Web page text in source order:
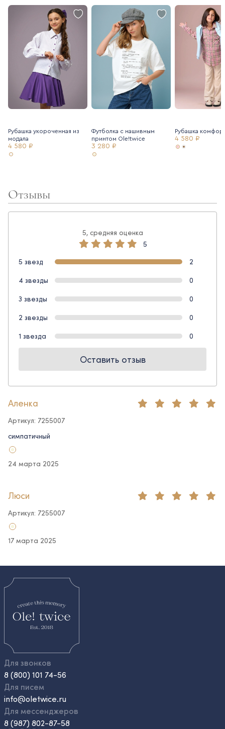
Рубашка укороченная из
модала
4 580 ₽
Футболка с нашивным
принтом Ole!twice
3 280 ₽
Рубашка
4 580 ₽
Отзывы
5, средняя оценка
5
5 звезд
2
4 звезды
0
3 звезды
0
2 звезды
0
1 звезда
0
Оставить отзыв
Аленка
Артикул: 7255007
симпатичный
24 марта 2025
Люси
Артикул: 7255007
17 марта 2025
Для звонков
8 (800) 101 74-56
Для писем
info@oletwice.ru
Для мессенджеров
8 (987) 802-87-58